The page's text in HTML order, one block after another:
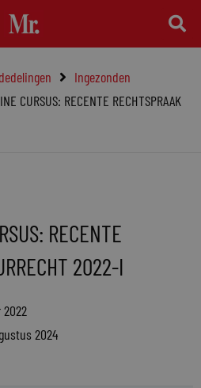
Ingezonden
CURSUS: RECENTE RECHTSPRAAK
RECENTE
2022-I
2022
2024